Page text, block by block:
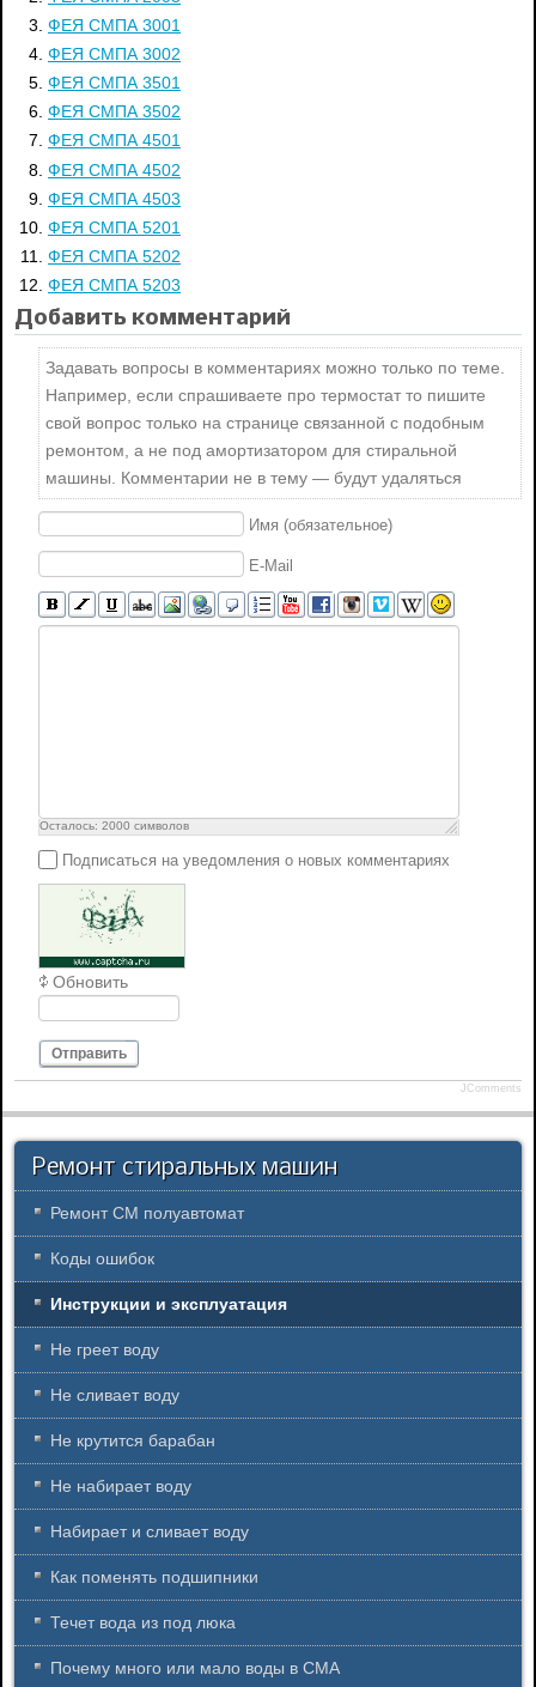
ФЕЯ СМПА 3001
ФЕЯ СМПА 3002
ФЕЯ СМПА 3501
ФЕЯ СМПА 3502
ФЕЯ СМПА 4501
ФЕЯ СМПА 4502
ФЕЯ СМПА 4503
ФЕЯ СМПА 5201
ФЕЯ СМПА 5202
ФЕЯ СМПА 5203
Добавить комментарий
Задавать вопросы в комментариях можно только по теме.
Например, если спрашиваете про термостат то пишите
свой вопрос только на странице связанной с подобным
ремонтом, а не под амортизатором для стиральной
машины. Комментарии не в тему — будут удаляться
Имя (обязательное)
E-Mail
Осталось: 2000 символов
Подписаться на уведомления о новых комментариях
Обновить
Отправить
JComments
Ремонт стиральных машин
Ремонт СМ полуавтомат
Коды ошибок
Инструкции и эксплуатация
Не греет воду
Не сливает воду
Не крутится барабан
Не набирает воду
Набирает и сливает воду
Как поменять подшипники
Течет вода из под люка
Почему много или мало воды в СМА